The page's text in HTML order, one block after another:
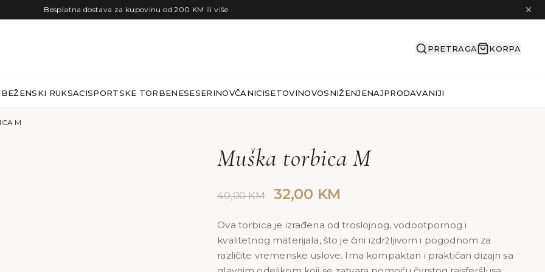
Besplatna dostava za kupovinu od 200 KM ili više
PRETRAGA KORPA
ŽENSKI RUKSACISPORTSKE TORBENESESERINOVČANICISETOVINOVOSNIŽENJENAJPRODAVANIJI
M
Muška torbica M
40,00KM
Original
was:
40,00 KM.
32,00 KM
is:
32,00 KM.
Ova torbica je izrađena od troslojnog, vodootpornog i
kvalitetnog materijala, što je čini izdržljivom i pogodnom za
različite vremenske uslove. Ima kompaktan i praktičan dizajn sa